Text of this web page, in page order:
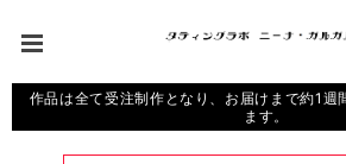
作品は全て受注制作となり、お届けまで約1週
ます。